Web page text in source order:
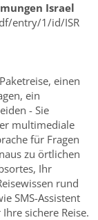
Israel
entry/1/id/ISR
einen
ein
- Sie
multimediale
für Fragen
zu örtlichen
Ihr
rund
SMS-Assistent
sichere Reise.